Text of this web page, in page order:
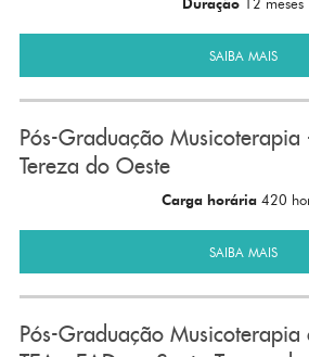
SAIBA MAIS
Pós-Graduação Musicoterapia
Tereza do Oeste
Carga horária 420
SAIBA MAIS
Pós-Graduação Musicoterapia